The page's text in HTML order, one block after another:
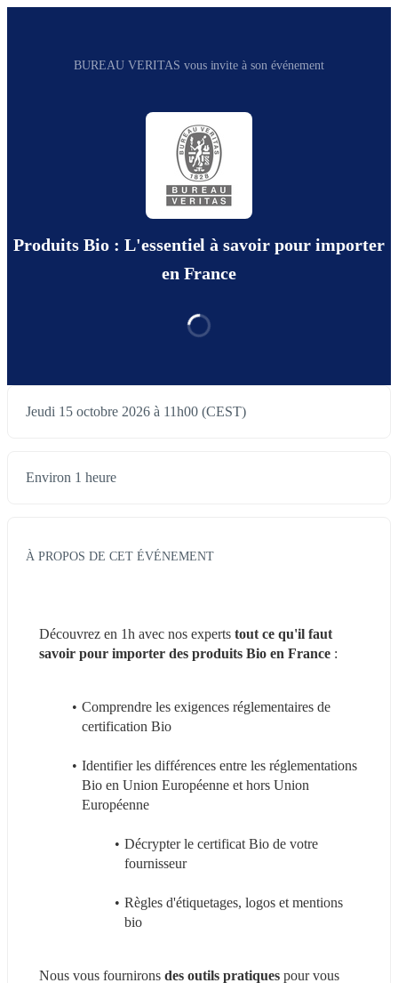
BUREAU VERITAS vous invite à son événement
Produits Bio : L'essentiel à savoir pour importer
en France
Jeudi 15 octobre 2026 à 11h00 (CEST)
Environ 1 heure
À PROPOS DE CET ÉVÉNEMENT
Découvrez en 1h avec nos experts tout ce qu'il faut
savoir pour importer des produits Bio en France :
Comprendre les exigences réglementaires de
certification Bio
Identifier les différences entre les réglementations
Bio en Union Européenne et hors Union
Européenne
Décrypter le certificat Bio de votre
fournisseur
Règles d'étiquetages, logos et mentions
bio
Nous vous fournirons des outils pratiques pour vous